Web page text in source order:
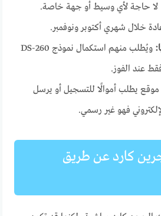
لا حاجة لأي وسيط أو جهة خاصة.
خلال شهري أكتوبر ونوفمبر.
ويُطلب منهم استكمال نموذج DS-260
عند الفوز.
يطلب أموالًا للتسجيل أو يرسل
فهو غير رسمي.
كارد عن طريق